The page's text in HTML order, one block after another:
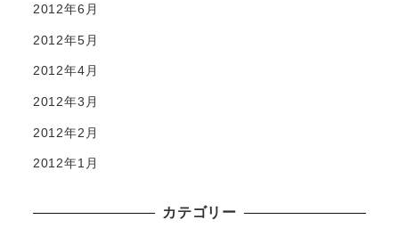
2012年6月
2012年5月
2012年4月
2012年3月
2012年2月
2012年1月
カテゴリー